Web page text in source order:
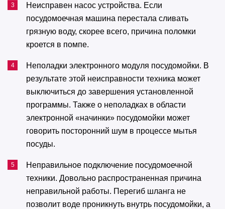
Неисправен насос устройства. Если
посудомоечная машина перестала сливать
грязную воду, скорее всего, причина поломки
кроется в помпе.
Неполадки электронного модуля посудомойки. В
результате этой неисправности техника может
выключиться до завершения установленной
программы. Также о неполадках в области
электронной «начинки» посудомойки может
говорить посторонний шум в процессе мытья
посуды.
Неправильное подключение посудомоечной
техники. Довольно распространенная причина
неправильной работы. Перегиб шланга не
позволит воде проникнуть внутрь посудомойки, а